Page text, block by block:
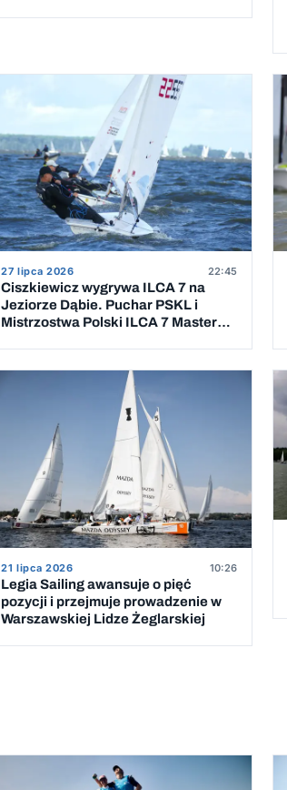
27 lipca 2026 22:45
Ciszkiewicz wygrywa ILCA 7 na
Jeziorze Dąbie. Puchar PSKL i
Mistrzostwa Polski ILCA 7 Masters
21 lipca 2026 10:26
Legia Sailing awansuje o pięć
pozycji i przejmuje prowadzenie w
Warszawskiej Lidze Żeglarskiej